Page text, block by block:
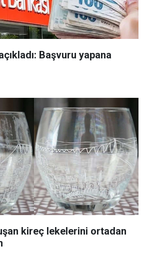
Başvuru yapana
kireç lekelerini ortadan